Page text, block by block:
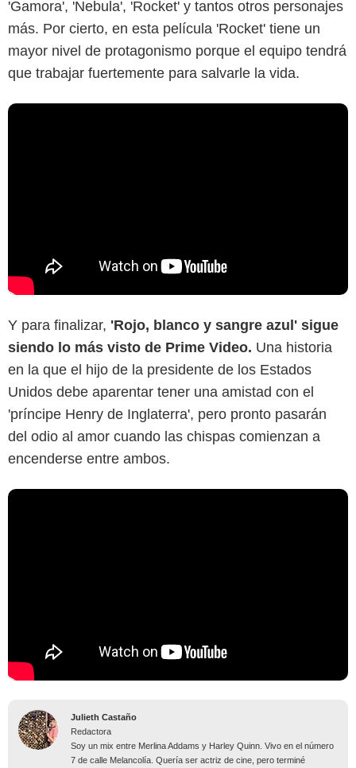
'Gamora', 'Nebula', 'Rocket' y tantos otros personajes
más. Por cierto, en esta película 'Rocket' tiene un
mayor nivel de protagonismo porque el equipo tendrá
que trabajar fuertemente para salvarle la vida.
Y para finalizar, 'Rojo, blanco y sangre azul' sigue
siendo lo más visto de Prime Video. Una historia
en la que el hijo de la presidente de los Estados
Unidos debe aparentar tener una amistad con el
'príncipe Henry de Inglaterra', pero pronto pasarán
del odio al amor cuando las chispas comienzan a
encenderse entre ambos.
Julieth Castaño
Redactora
Soy un mix entre Merlina Addams y Harley Quinn. Vivo en el número
7 de calle Melancolía. Quería ser actriz de cine, pero terminé